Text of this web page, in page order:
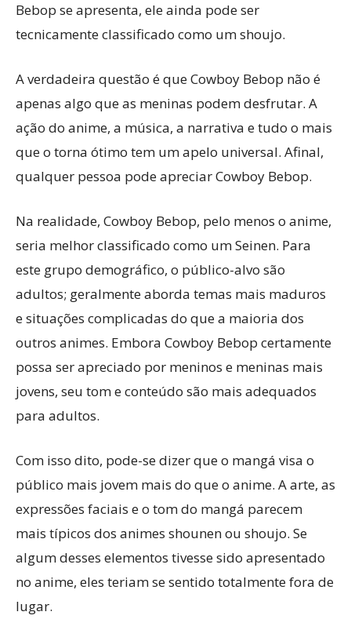
Bebop se apresenta, ele ainda pode ser
tecnicamente classificado como um shoujo.
A verdadeira questão é que Cowboy Bebop não é
apenas algo que as meninas podem desfrutar. A
ação do anime, a música, a narrativa e tudo o mais
que o torna ótimo tem um apelo universal. Afinal,
qualquer pessoa pode apreciar Cowboy Bebop.
Na realidade, Cowboy Bebop, pelo menos o anime,
seria melhor classificado como um Seinen. Para
este grupo demográfico, o público-alvo são
adultos; geralmente aborda temas mais maduros
e situações complicadas do que a maioria dos
outros animes. Embora Cowboy Bebop certamente
possa ser apreciado por meninos e meninas mais
jovens, seu tom e conteúdo são mais adequados
para adultos.
Com isso dito, pode-se dizer que o mangá visa o
público mais jovem mais do que o anime. A arte, as
expressões faciais e o tom do mangá parecem
mais típicos dos animes shounen ou shoujo. Se
algum desses elementos tivesse sido apresentado
no anime, eles teriam se sentido totalmente fora de
lugar.